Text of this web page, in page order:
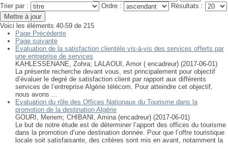
Trier par :
Ordre : Résultats :
Voici les éléments 40-59 de 215
Page Précédente
Page suivante
Evaluation de la satisfaction clientèle vis-à-vis des services offerts par
une entreprise de services
KAHLESSENANE, Zohra; LALAOUI, Amor ( encadreur) (2017-06-01)
La présente recherche devant vous, est principalement pour objectif
d’évaluer le degré de satisfaction client par rapport aux différents
services de l’entreprise Algérie télécom. Pour atteindre cet objectif,
nous avons ...
Evaluation du rôle des Offices Nationaux du Tourisme dans la
promotion de la destination Algérie
GOURI, Meriem; CHIBANI, Amina (encadreur) (2017-06-01)
Le but de notre étude est de déterminer l’apport des offices du tourisme
dans la promotion d’une destination donnée. Pour que l’offre touristique
locale soit satisfaisante, des critères sont mis en avant, notamment la